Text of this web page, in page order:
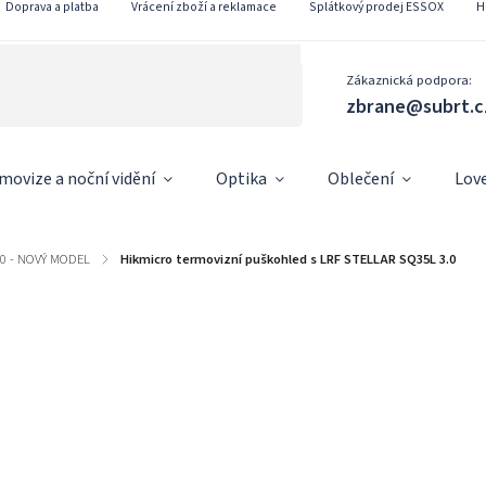
Doprava a platba Vrácení zboží a reklamace Splátkový prodej ESSOX
Zákaznická podpora:
a noční vidění Optika Oblečení
NOVÝ MODEL / Hikmicro termovizní puškohled s LRF STELLAR SQ35L 3.0